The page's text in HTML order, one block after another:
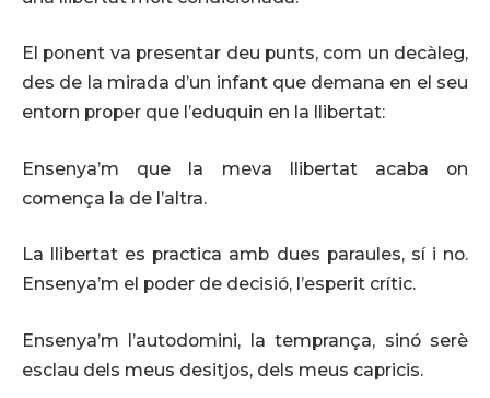
El ponent va presentar deu punts, com un decàleg,
des de la mirada d’un infant que demana en el seu
entorn proper que l’eduquin en la llibertat:
Ensenya’m que la meva llibertat acaba on
comença la de l’altra.
La llibertat es practica amb dues paraules, sí i no.
Ensenya’m el poder de decisió, l’esperit crític.
Ensenya’m l’autodomini, la temprança, sinó serè
esclau dels meus desitjos, dels meus capricis.